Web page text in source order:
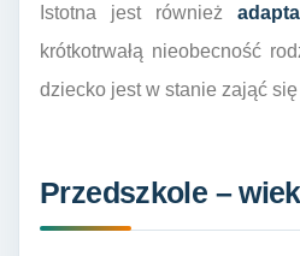
Istotna jest również
krótkotrwałą nieobecność
dziecko jest w stanie zająć
Przedszkole –